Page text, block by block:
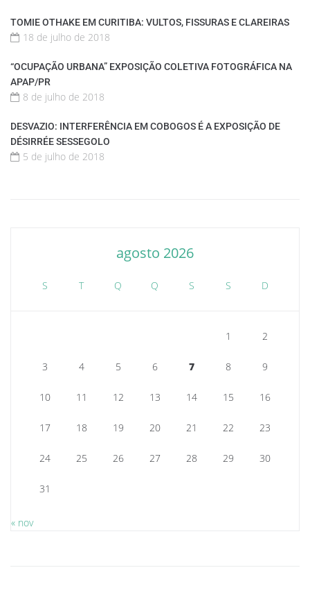
TOMIE OTHAKE EM CURITIBA: VULTOS, FISSURAS E CLAREIRAS
18 de julho de 2018
“OCUPAÇÃO URBANA” EXPOSIÇÃO COLETIVA FOTOGRÁFICA NA
APAP/PR
8 de julho de 2018
DESVAZIO: INTERFERÊNCIA EM COBOGOS É A EXPOSIÇÃO DE
DÉSIRRÉE SESSEGOLO
5 de julho de 2018
agosto 2026
S T Q Q S S D
1 2
3 4 5 6 7 8 9
10 11 12 13 14 15 16
17 18 19 20 21 22 23
24 25 26 27 28 29 30
31
« nov